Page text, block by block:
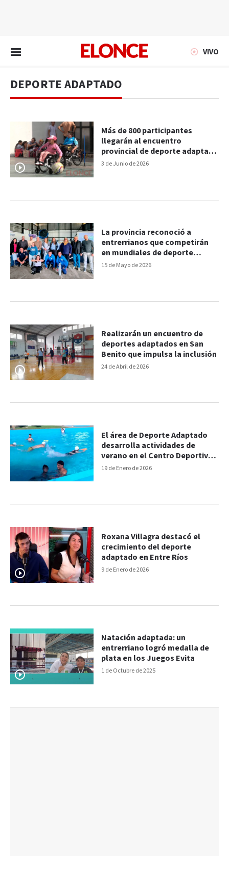
VIVO
DEPORTE ADAPTADO
3 de Junio de 2026
Más de 800 participantes
llegarán al encuentro
provincial de deporte adaptado
en Gualeguay
15 de Mayo de 2026
La provincia reconoció a
entrerrianos que competirán
en mundiales de deporte
adaptado
24 de Abril de 2026
Realizarán un encuentro de
deportes adaptados en San
Benito que impulsa la inclusión
19 de Enero de 2026
El área de Deporte Adaptado
desarrolla actividades de
verano en el Centro Deportivo
Raúl Alfonsín de Paraná
9 de Enero de 2026
Roxana Villagra destacó el
crecimiento del deporte
adaptado en Entre Ríos
1 de Octubre de 2025
Natación adaptada: un
entrerriano logró medalla de
plata en los Juegos Evita